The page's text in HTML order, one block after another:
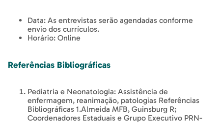
Data: As entrevistas serão agendadas conforme
envio dos currículos.
Horário: Online
Referências Bibliográficas
Pediatria e Neonatologia: Assistência de
enfermagem, reanimação, patologias Referências
Bibliográficas 1.Almeida MFB, Guinsburg R;
Coordenadores Estaduais e Grupo Executivo PRN-